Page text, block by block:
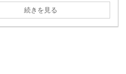
続きを見る